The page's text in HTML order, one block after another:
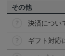
その他
決済につい
ギフト対応